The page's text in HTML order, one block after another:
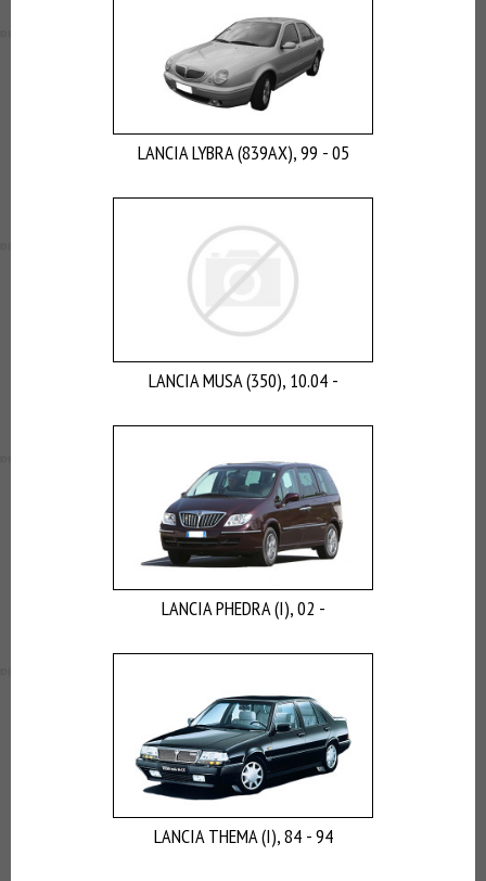
LANCIA LYBRA (839AX), 99 - 05
LANCIA MUSA (350), 10.04 -
LANCIA PHEDRA (I), 02 -
LANCIA THEMA (I), 84 - 94